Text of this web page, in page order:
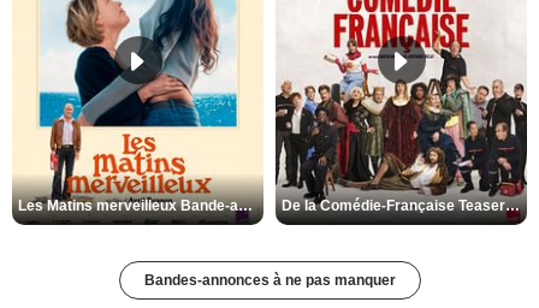
Les Matins merveilleux Bande-annonce VF De la Comédie-Française Teaser VF
Bandes-annonces à ne pas manquer